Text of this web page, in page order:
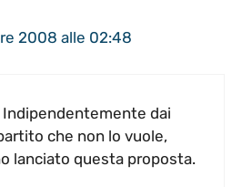
2008 alle 02:48
dai
che non lo vuole,
lanciato questa proposta.